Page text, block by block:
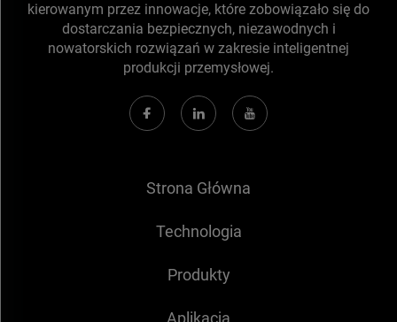
kierowanym przez innowacje, które zobowiązało się do
dostarczania bezpiecznych, niezawodnych i
nowatorskich rozwiązań w zakresie inteligentnej
produkcji przemysłowej.
Strona Główna
Technologia
Produkty
Aplikacja